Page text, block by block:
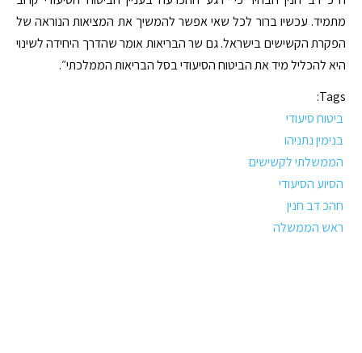
מתמיד. עכשיו ברור לכל שאי אפשר להמשיך את המציאות הנוראה של
הפקרת הקשישים בישראל. גם שר הבריאות אומר שהדרך היחידה לשינוי
היא להכליל מיד את הביטוח הסיעודי בסל הבריאות הממלכתי״.
Tags:
ביטוח סיעודי
בנימין נתניהו
הממשלתי לקשישים
הסיוע הסיעודי
חהכ דב חנין
ראש הממשלה